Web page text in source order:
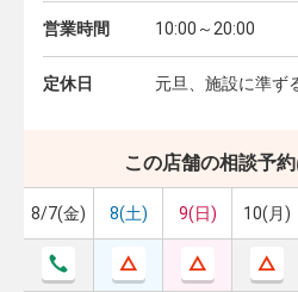
営業時間 10:00～20:00
定休日 元旦、施設に準ず
この店舗の相談予
8/7(金) 8(土) 9(日) 10(月)